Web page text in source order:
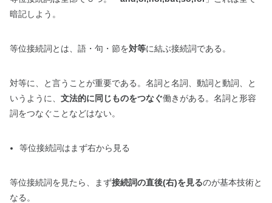
暗記しよう。
等位接続詞とは、語・句・節を対等に結ぶ接続詞である。
対等に、と言うことが重要である。名詞と名詞、動詞と動詞、と
いうように、 文法的に同じものをつなぐ働きがある。名詞と形容
詞をつなぐことなどはない。
等位接続詞はまず右から見る
等位接続詞を見たら、まず接続詞の直後(右)を見るのが基本技術と
なる。